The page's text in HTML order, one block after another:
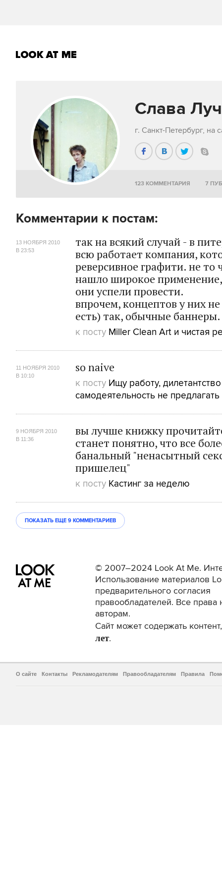
Слава
г. Санкт-Петербург, на
123 КОММЕНТАРИЯ 7
Комментарии к постам:
так на всякий случай - в
всю работает компания,
реверсивное графити. не то
нашло широкое
они успели провести.
впрочем, концептов у них
есть) так, обычные баннеры.
13 НОЯБРЯ 2010
В 23:53
к посту Miller Clean Art и чистая
so naive
11 НОЯБРЯ 2010
В 10:10
к посту Ищу работу,
самодеятельность не предлагать
вы лучше книжку
станет понятно, что все
банальный "ненасытный
пришелец"
9 НОЯБРЯ 2010
В 11:36
к посту Кастинг за неделю
ПОКАЗАТЬ ЕЩЕ 9 КОММЕНТАРИЕВ
© 2007–2024 Look At Me.
Использование материалов
предварительного согласия
правообладателей. Все права
авторам.
Сайт может содержать
лет.
О сайте Контакты Рекламодателям Правообладателям Правила